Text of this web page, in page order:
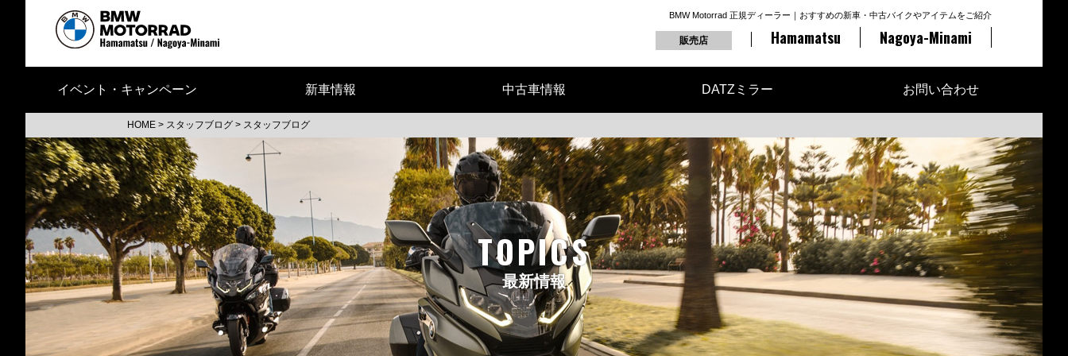
BMW Motorrad 正規ディーラー｜おすすめの新車・中古バイクやアイテムをご紹介
販売店 Hamamatsu Nagoya-Minami
イベント・キャンペーン 新車情報 中古車情報 DATZミラー お問い合わせ
HOME > スタッフブログ > スタッフブログ
TOPICS
最新情報